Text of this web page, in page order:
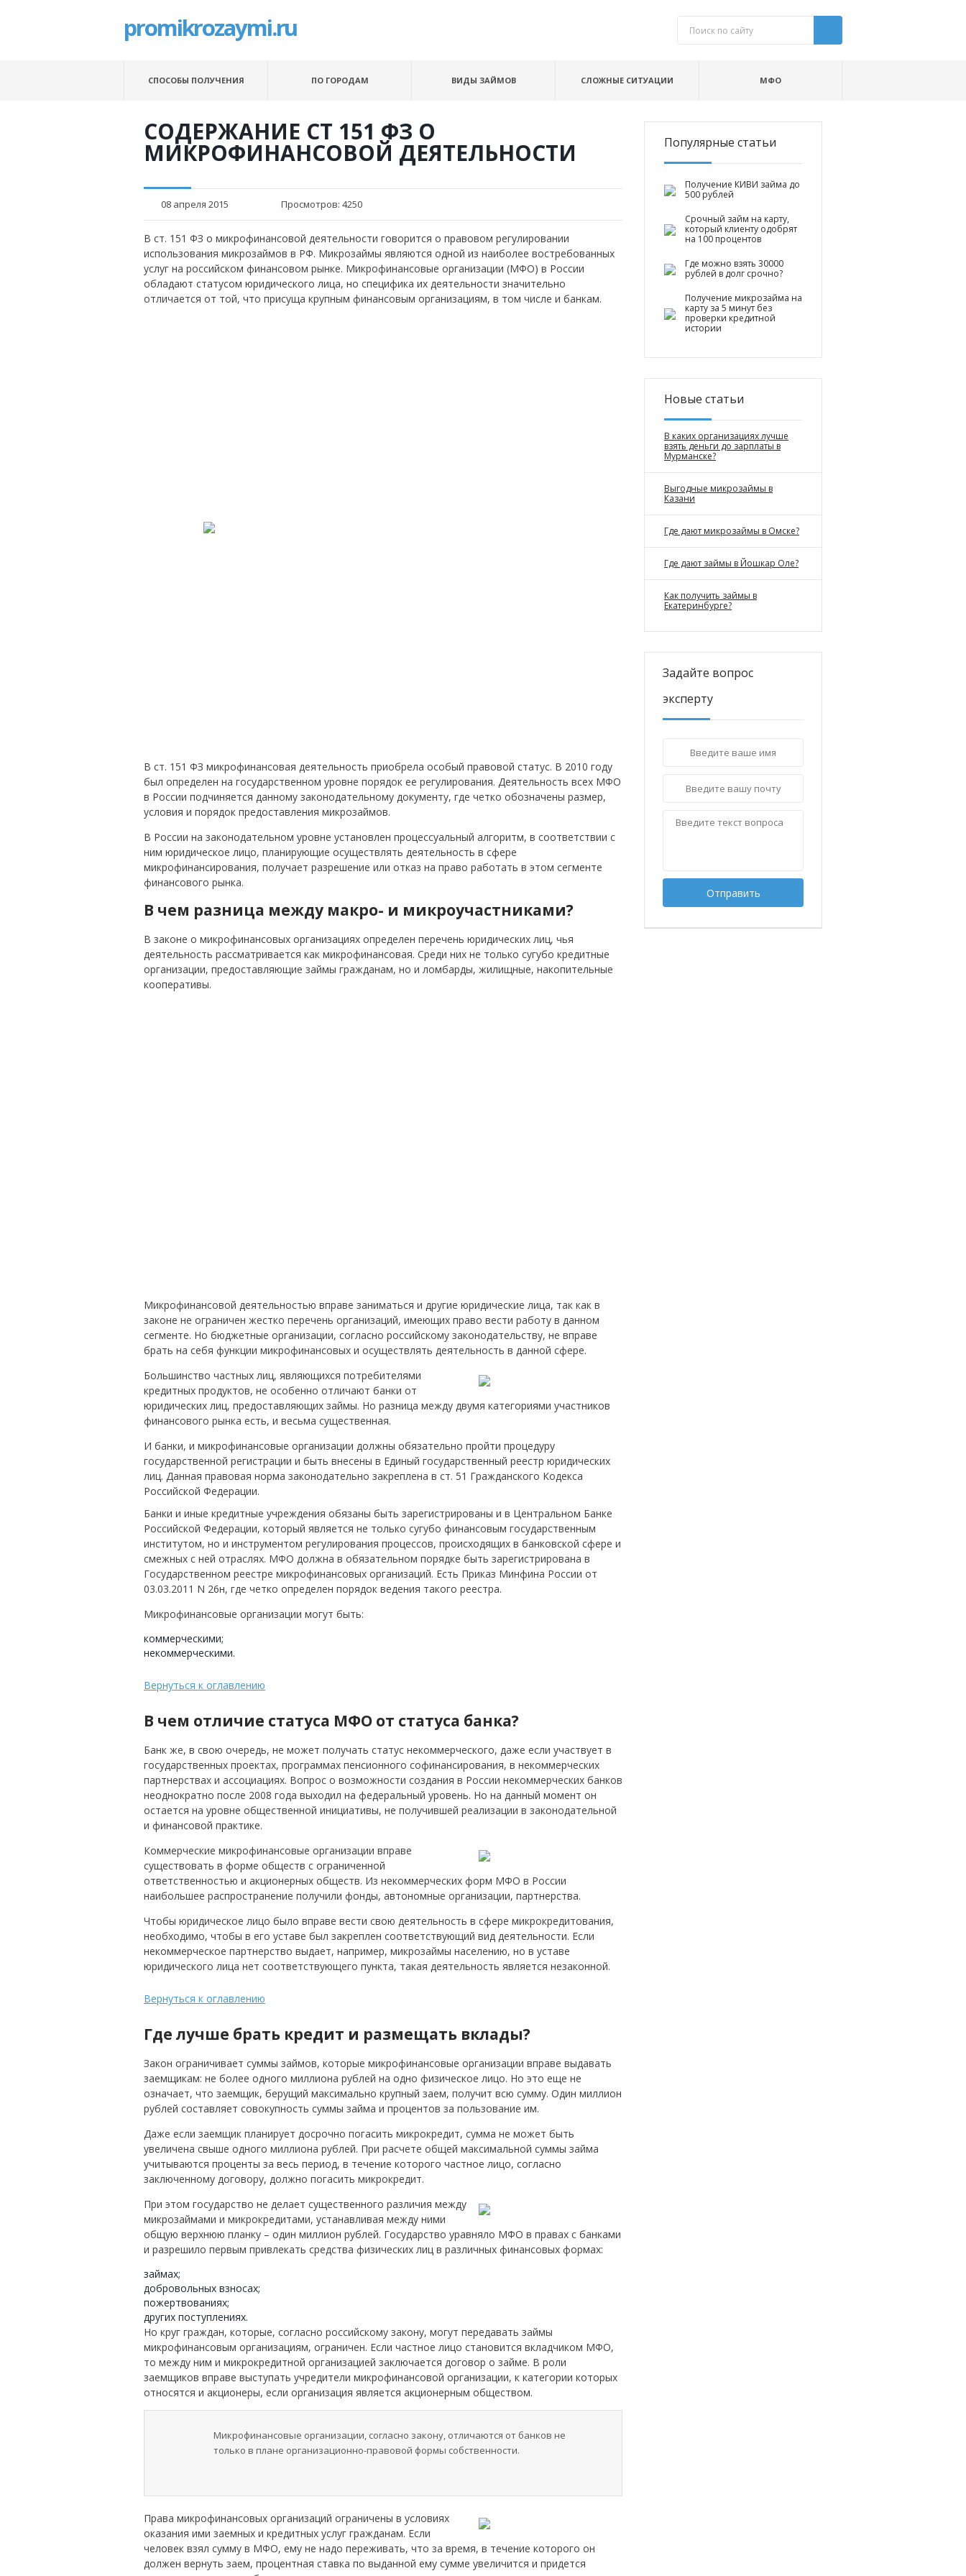
promikrozaymi.ru
СПОСОБЫ ПОЛУЧЕНИЯ ПО ГОРОДАМ ВИДЫ ЗАЙМОВ СЛОЖНЫЕ СИТУАЦИИ МФО
СОДЕРЖАНИЕ СТ 151 ФЗ О
МИКРОФИНАНСОВОЙ ДЕЯТЕЛЬНОСТИ
08 апреля 2015 Просмотров: 4250
В ст. 151 ФЗ о микрофинансовой деятельности говорится о правовом регулировании
использования микрозаймов в РФ. Микрозаймы являются одной из наиболее востребованных
услуг на российском финансовом рынке. Микрофинансовые организации (МФО) в России
обладают статусом юридического лица, но специфика их деятельности значительно
отличается от той, что присуща крупным финансовым организациям, в том числе и банкам.
В ст. 151 ФЗ микрофинансовая деятельность приобрела особый правовой статус. В 2010 году
был определен на государственном уровне порядок ее регулирования. Деятельность всех МФО
в России подчиняется данному законодательному документу, где четко обозначены размер,
условия и порядок предоставления микрозаймов.
В России на законодательном уровне установлен процессуальный алгоритм, в соответствии с
ним юридическое лицо, планирующие осуществлять деятельность в сфере
микрофинансирования, получает разрешение или отказ на право работать в этом сегменте
финансового рынка.
В чем разница между макро- и микроучастниками?
В законе о микрофинансовых организациях определен перечень юридических лиц, чья
деятельность рассматривается как микрофинансовая. Среди них не только сугубо кредитные
организации, предоставляющие займы гражданам, но и ломбарды, жилищные, накопительные
кооперативы.
Микрофинансовой деятельностью вправе заниматься и другие юридические лица, так как в
законе не ограничен жестко перечень организаций, имеющих право вести работу в данном
сегменте. Но бюджетные организации, согласно российскому законодательству, не вправе
брать на себя функции микрофинансовых и осуществлять деятельность в данной сфере.
Большинство частных лиц, являющихся потребителями
кредитных продуктов, не особенно отличают банки от
юридических лиц, предоставляющих займы. Но разница между двумя категориями участников
финансового рынка есть, и весьма существенная.
И банки, и микрофинансовые организации должны обязательно пройти процедуру
государственной регистрации и быть внесены в Единый государственный реестр юридических
лиц. Данная правовая норма законодательно закреплена в ст. 51 Гражданского Кодекса
Российской Федерации.
Банки и иные кредитные учреждения обязаны быть зарегистрированы и в Центральном Банке
Российской Федерации, который является не только сугубо финансовым государственным
институтом, но и инструментом регулирования процессов, происходящих в банковской сфере и
смежных с ней отраслях. МФО должна в обязательном порядке быть зарегистрирована в
Государственном реестре микрофинансовых организаций. Есть Приказ Минфина России от
03.03.2011 N 26н, где четко определен порядок ведения такого реестра.
Микрофинансовые организации могут быть:
коммерческими;
некоммерческими.
Вернуться к оглавлению
В чем отличие статуса МФО от статуса банка?
Банк же, в свою очередь, не может получать статус некоммерческого, даже если участвует в
государственных проектах, программах пенсионного софинансирования, в некоммерческих
партнерствах и ассоциациях. Вопрос о возможности создания в России некоммерческих банков
неоднократно после 2008 года выходил на федеральный уровень. Но на данный момент он
остается на уровне общественной инициативы, не получившей реализации в законодательной
и финансовой практике.
Коммерческие микрофинансовые организации вправе
существовать в форме обществ с ограниченной
ответственностью и акционерных обществ. Из некоммерческих форм МФО в России
наибольшее распространение получили фонды, автономные организации, партнерства.
Чтобы юридическое лицо было вправе вести свою деятельность в сфере микрокредитования,
необходимо, чтобы в его уставе был закреплен соответствующий вид деятельности. Если
некоммерческое партнерство выдает, например, микрозаймы населению, но в уставе
юридического лица нет соответствующего пункта, такая деятельность является незаконной.
Вернуться к оглавлению
Где лучше брать кредит и размещать вклады?
Закон ограничивает суммы займов, которые микрофинансовые организации вправе выдавать
заемщикам: не более одного миллиона рублей на одно физическое лицо. Но это еще не
означает, что заемщик, берущий максимально крупный заем, получит всю сумму. Один миллион
рублей составляет совокупность суммы займа и процентов за пользование им.
Даже если заемщик планирует досрочно погасить микрокредит, сумма не может быть
увеличена свыше одного миллиона рублей. При расчете общей максимальной суммы займа
учитываются проценты за весь период, в течение которого частное лицо, согласно
заключенному договору, должно погасить микрокредит.
При этом государство не делает существенного различия между
микрозаймами и микрокредитами, устанавливая между ними
общую верхнюю планку – один миллион рублей. Государство уравняло МФО в правах с банками
и разрешило первым привлекать средства физических лиц в различных финансовых формах:
займах;
добровольных взносах;
пожертвованиях;
других поступлениях.
Но круг граждан, которые, согласно российскому закону, могут передавать займы
микрофинансовым организациям, ограничен. Если частное лицо становится вкладчиком МФО,
то между ним и микрокредитной организацией заключается договор о займе. В роли
заемщиков вправе выступать учредители микрофинансовой организации, к категории которых
относятся и акционеры, если организация является акционерным обществом.
Микрофинансовые организации, согласно закону, отличаются от банков не
только в плане организационно-правовой формы собственности.
Права микрофинансовых организаций ограничены в условиях
оказания ими заемных и кредитных услуг гражданам. Если
человек взял сумму в МФО, ему не надо переживать, что за время, в течение которого он
должен вернуть заем, процентная ставка по выданной ему сумме увеличится и придется
Популярные статьи
Получение КИВИ займа до
500 рублей
Срочный займ на карту,
который клиенту одобрят
на 100 процентов
Где можно взять 30000
рублей в долг срочно?
Получение микрозайма на
карту за 5 минут без
проверки кредитной
истории
Новые статьи
В каких организациях лучше
взять деньги до зарплаты в
Мурманске?
Выгодные микрозаймы в
Казани
Где дают микрозаймы в Омске?
Где дают займы в Йошкар Оле?
Как получить займы в
Екатеринбурге?
Задайте вопрос
эксперту